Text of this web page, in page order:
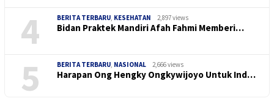
4
BERITA TERBARU KESEHATAN 2,897 views
Bidan Praktek Mandiri Afah Fahmi Memberi…
5 BERITA TERBARU NASIONAL 2,666 views
Harapan Ong Hengky Ongkywijoyo Untuk Ind…